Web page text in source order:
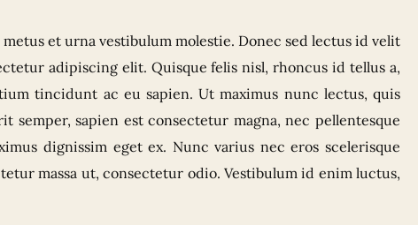
et urna vestibulum molestie. Donec sed lectus id velit
adipiscing elit. Quisque felis nisl, rhoncus id tellus a,
tincidunt ac eu sapien. Ut maximus nunc lectus, quis
semper, sapien est consectetur magna, nec pellentesque
dignissim eget ex. Nunc varius nec eros scelerisque
massa ut, consectetur odio. Vestibulum id enim luctus,